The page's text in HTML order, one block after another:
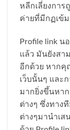
หลีกเลี่ยงการ
ค่ายที่มีกฏเข้
Profile link น
แล้ว มันยังสา
อีกด้วย หากคุ
เว็บนั้นๆ และ
มากยิ่งขึ้นหา
ต่างๆ ซึ่งทาง
ต่างๆมานำเ